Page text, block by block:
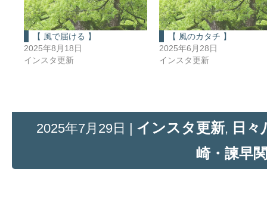
【 風で届ける 】
2025年8月18日
インスタ更新
【 風のカタチ 】
2025年6月28日
インスタ更新
2025年7月29日 | インスタ更新, 日々
崎・諫早